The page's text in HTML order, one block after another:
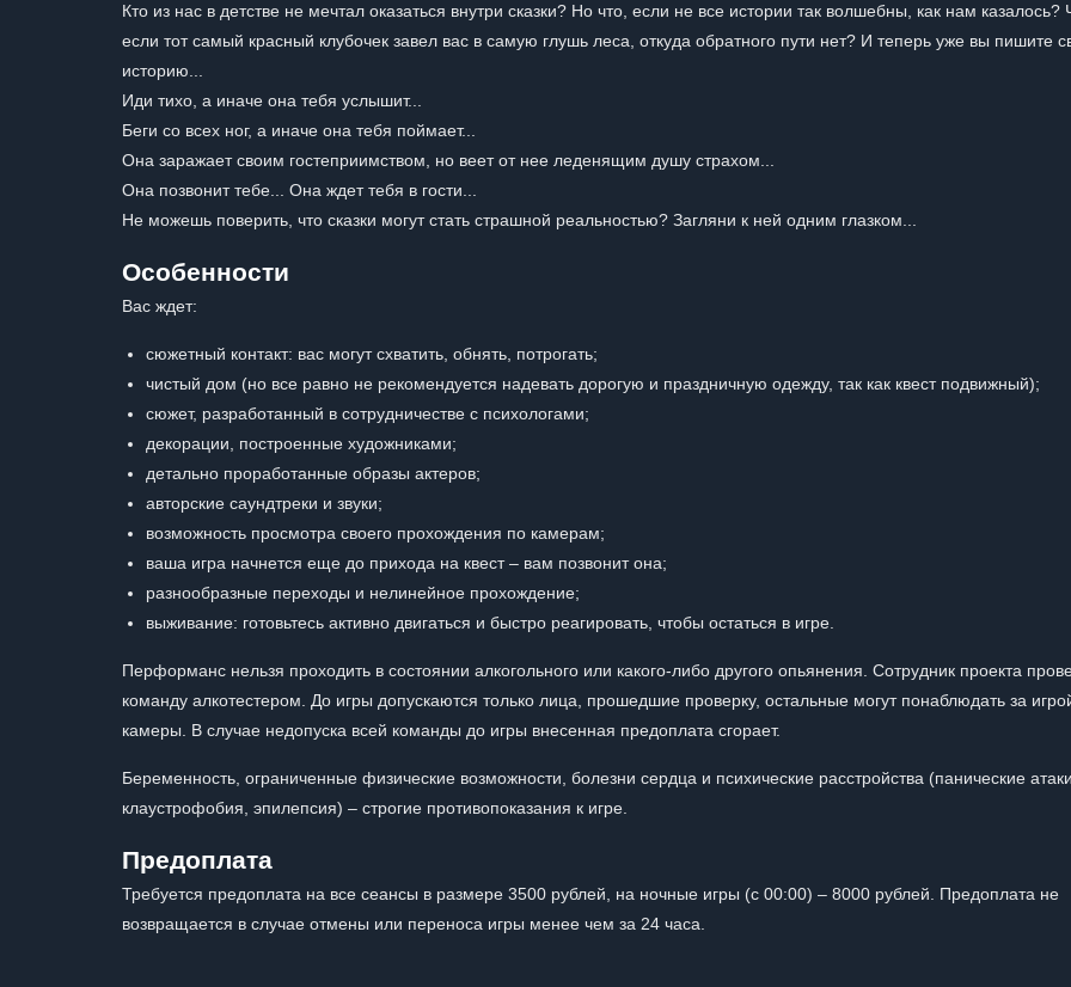
Кто из нас в детстве не мечтал оказаться внутри сказки? Но что, если не все истории так волшебны, как нам казалось?
если тот самый красный клубочек завел вас в самую глушь леса, откуда обратного пути нет? И теперь уже вы пишите
историю...
Иди тихо, а иначе она тебя услышит...
Беги со всех ног, а иначе она тебя поймает...
Она заражает своим гостеприимством, но веет от нее леденящим душу страхом...
Она позвонит тебе... Она ждет тебя в гости...
Не можешь поверить, что сказки могут стать страшной реальностью? Загляни к ней одним глазком...
Особенности
Вас ждет:
сюжетный контакт: вас могут схватить, обнять, потрогать;
чистый дом (но все равно не рекомендуется надевать дорогую и праздничную одежду, так как квест подвижный);
сюжет, разработанный в сотрудничестве с психологами;
декорации, построенные художниками;
детально проработанные образы актеров;
авторские саундтреки и звуки;
возможность просмотра своего прохождения по камерам;
ваша игра начнется еще до прихода на квест – вам позвонит она;
разнообразные переходы и нелинейное прохождение;
выживание: готовьтесь активно двигаться и быстро реагировать, чтобы остаться в игре.
Перформанс нельзя проходить в состоянии алкогольного или какого-либо другого опьянения. Сотрудник проекта
команду алкотестером. До игры допускаются только лица, прошедшие проверку, остальные могут понаблюдать за
камеры. В случае недопуска всей команды до игры внесенная предоплата сгорает.
Беременность, ограниченные физические возможности, болезни сердца и психические расстройства (панические
клаустрофобия, эпилепсия) – строгие противопоказания к игре.
Предоплата
Требуется предоплата на все сеансы в размере 3500 рублей, на ночные игры (с 00:00) – 8000 рублей. Предоплата не
возвращается в случае отмены или переноса игры менее чем за 24 часа.